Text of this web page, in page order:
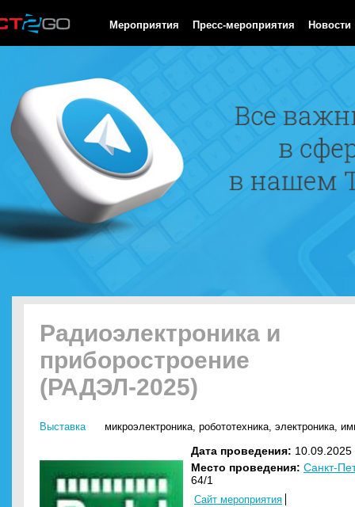
Мероприятия Пресс-мероприятия Новости
Радиоэлектроника и
приборостроение
(РАДЭЛ-2025)
Выставка микроэлектроника, робототехника, электроника,
Дата проведения:
Место проведения: Санкт-
64/1
Сайт мероприятия